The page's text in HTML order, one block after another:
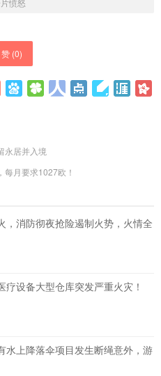
愤怒
赞 (0)
永居并入境
每月要求1027欧！
，消防彻夜抢险遏制火势，火情全
疗设备大型仓库突发严重火灾！
水上降落伞项目发生断绳意外，游